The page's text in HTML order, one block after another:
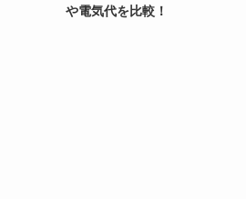
や電気代を比較！